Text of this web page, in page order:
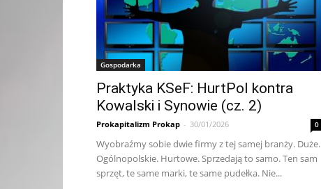
Gospodarka
Praktyka KSeF: HurtPol kontra
Kowalski i Synowie (cz. 2)
Prokapitalizm Prokap - 30/01/2026 0
Wy­obraź­my so­bie dwie fir­my z tej sa­mej bran­ży. Du­że.
Ogól­no­pol­skie. Hur­to­we. Sprze­da­ją to sa­mo. Ten sam
sprzęt, te sa­me mar­ki, te sa­me pu­deł­ka. Nie...